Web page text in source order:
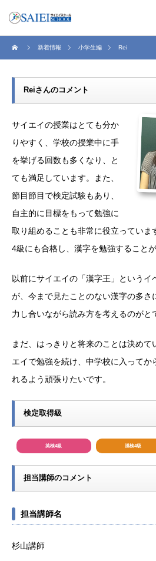
新着情報 小学生編 Rei
Reiさんのコメント
サイエイの授業はとても分か
りやすく、学校の授業中に手
を挙げる回数も多くなり、と
ても満足しています。また、
節目節目で検定試験もあり、
自主的に目標をもって勉強に
取り組めることも非常に役立っていま
4級にも合格し、漢字を勉強すること
以前にサイエイの「漢字王」というイ
が、今まで見たことのない漢字の多さ
力し合いながら読み方を考えるのがと
まだ、はっきりと将来のことは決めて
エイで勉強を続け、中学校に入ってか
れるよう頑張りたいです。
検定取得級
英検4級 漢検4級
担当講師のコメント
担当講師名
杉山講師